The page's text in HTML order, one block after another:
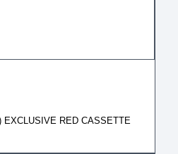
EXCLUSIVE RED CASSETTE